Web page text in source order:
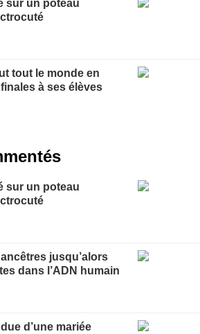
sur un poteau
tout le monde en
à ses élèves
sur un poteau
jusqu’alors
dans l’ADN humain
d’une mariée